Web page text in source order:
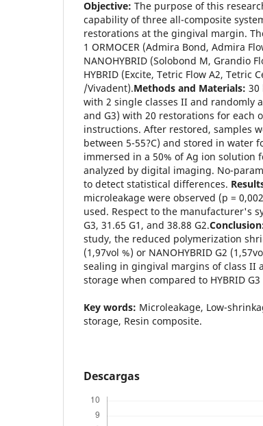
Objective: The purpose of this
capability of three all-composite
restorations at the gingival margin.
1 ORMOCER (Admira Bond, Admira
NANOHYBRID (Solobond M, Grandio
HYBRID (Excite, Tetric Flow A2, Tetric
/Vivadent).Methods and Materials: 30
with 2 single classes II and randomly
and G3) with 20 restorations for each
instructions. After restored, samples
between 5-55?C) and stored in water
immersed in a 50% of Ag ion solution
analyzed by digital imaging. No-
to detect statistical differences.
microleakage were observed (p =
used. Respect to the manufacturer's
G3, 31.65 G1, and 38.88 G2.
study, the reduced polymerization
(1,97vol %) or NANOHYBRID G2
sealing in gingival margins of class II
storage when compared to HYBRID G3
Key words: Microleakage, Low-
storage, Resin composite.
Descargas